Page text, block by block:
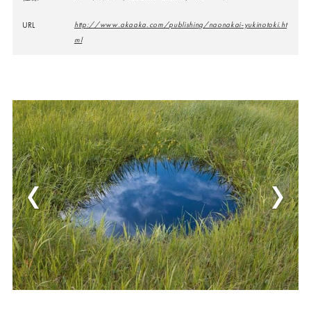
URL
http://www.akaaka.com/publishing/naonakai-yukinotoki.ht
ml